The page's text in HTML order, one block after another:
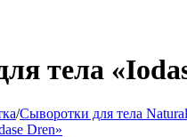
тела
/Сыворотки для тела